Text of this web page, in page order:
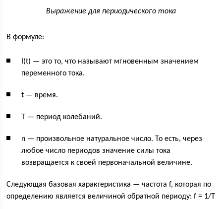
Выражение для периодического тока
В формуле:
I(t) — это то, что называют мгновенным значением
переменного тока.
t — время.
Т — период колебаний.
n — произвольное натуральное число. То есть, через
любое число периодов значение силы тока
возвращается к своей первоначальной величине.
Следующая базовая характеристика — частота f, которая по
определению является величиной обратной периоду: f = 1/T